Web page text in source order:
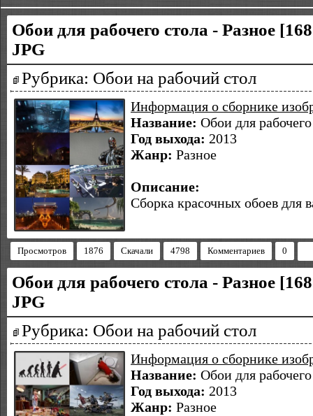
Обои для рабочего стола - Разное
JPG
Рубрика: Обои на рабочий стол
Информация о сборнике
Название: Обои для
Год выхода: 2013
Жанр: Разное
Описание:
Сборка красочных обоев для
Просмотров 1876 Скачали 4798 Комментариев 0
Обои для рабочего стола - Разное
JPG
Рубрика: Обои на рабочий стол
Информация о сборнике
Название: Обои для
Год выхода: 2013
Жанр: Разное